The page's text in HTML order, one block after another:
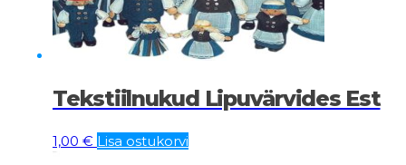
Tekstiilnukud Lipuvärvides Est
1,00 € Lisa ostukorvi